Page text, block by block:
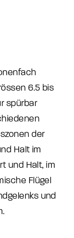
6.5 bis
spürbar
der
Halt im
und Halt, im
Flügel
und